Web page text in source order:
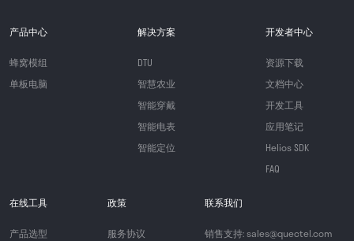
产品中心
蜂窝模组
单板电脑
解决方案
DTU
智慧农业
智能穿戴
智能电表
智能定位
开发者中心
资源下载
文档中心
开发工具
应用笔记
Helios SDK
FAQ
在线工具
产品选型
政策
服务协议
联系我们
销售支持: sales@quectel.com